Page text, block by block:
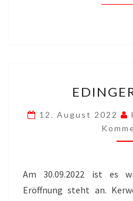
12. August 2022
Am 30.09.2022 ist es
Eröffnung steht an.